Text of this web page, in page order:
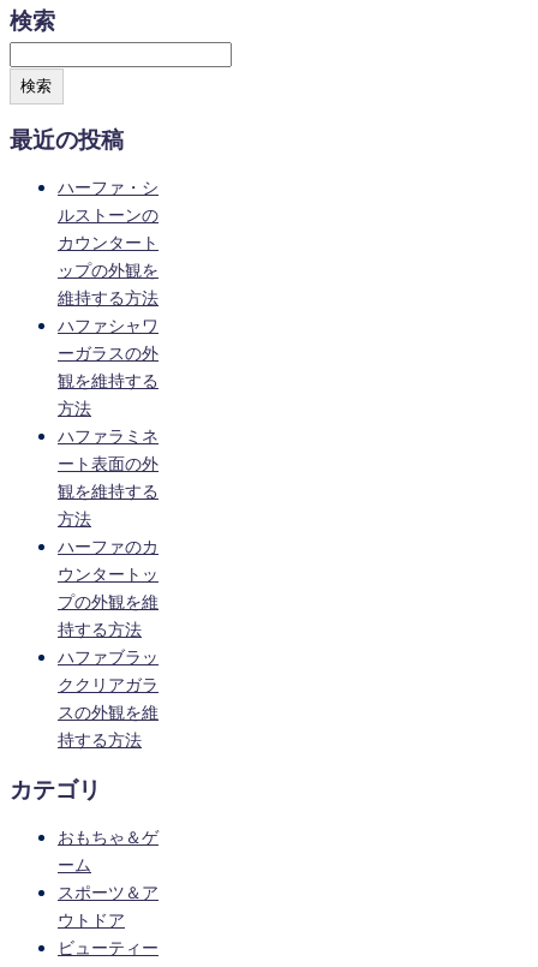
検索
検索
最近の投稿
ハーファ・シ
ルストーンの
カウンタート
ップの外観を
維持する方法
ハファシャワ
ーガラスの外
観を維持する
方法
ハファラミネ
ート表面の外
観を維持する
方法
ハーファのカ
ウンタートッ
プの外観を維
持する方法
ハファブラッ
ククリアガラ
スの外観を維
持する方法
カテゴリ
おもちゃ＆ゲ
ーム
スポーツ＆ア
ウトドア
ビューティー